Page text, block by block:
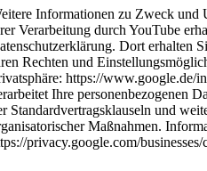
Informationen zu Zweck und
Verarbeitung durch YouTube
Dort erhalten
Rechten und
https://www.google.de/
Ihre personenbezogenen
Standardvertragsklauseln und
Maßnahmen.
privacy.google.com/